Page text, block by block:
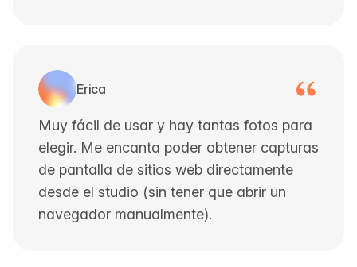
Erica
Muy fácil de usar y hay tantas fotos para
elegir. Me encanta poder obtener capturas
de pantalla de sitios web directamente
desde el studio (sin tener que abrir un
navegador manualmente).